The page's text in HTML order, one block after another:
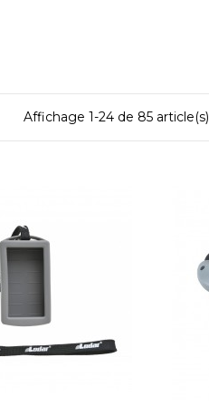
Affichage 1-24 de 85 article(s)